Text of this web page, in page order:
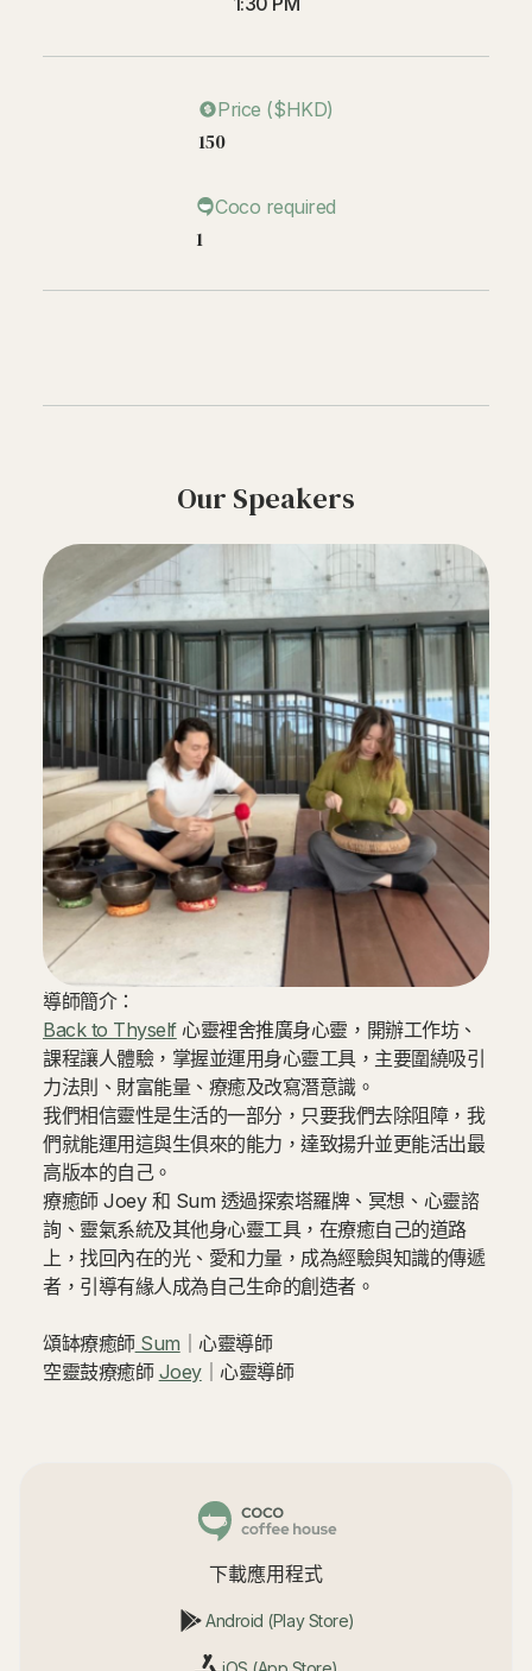
Price ($HKD)
150
Coco required
1
Our Speakers
導師簡介：
Back to Thyself心靈裡舍推廣身心靈，開辦工作坊、
課程讓人體驗，掌握並運用身心靈工具，主要圍繞吸引
力法則、財富能量、療癒及改寫潛意識。
我們相信靈性是生活的一部分，只要我們去除阻障，我
們就能運用這與生俱來的能力，達致揚升並更能活出最
高版本的自己。
療癒師 Joey 和 Sum 透過探索塔羅牌、冥想、心靈諮
詢、靈氣系統及其他身心靈工具，在療癒自己的道路
上，找回內在的光、愛和力量，成為經驗與知識的傳遞
者，引導有緣人成為自己生命的創造者。
頌缽療癒師Sum ｜心靈導師‍
空靈鼓療癒師 Joey｜心靈導師
下載應用程式
Android (Play Store)